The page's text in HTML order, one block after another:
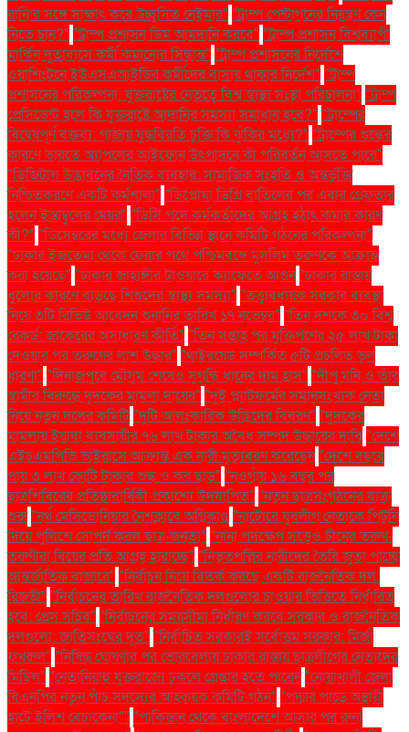
রানি’র সঙ্গে সাক্ষাৎ করে উচ্ছ্বসিত নেইমার" "ট্রাম্প পেন্টাগনের নিয়ন্ত্রণ কেন
নিতে চান?" "ট্রাম্প প্রশাসন ডিম আমদানি করবে" "ট্রাম্প প্রশাসন বিশ্বব্যাপী
মার্কিন দূতাবাসে কর্মী কমানোর সিদ্ধান্ত" "ট্রাম্প প্রশাসনের নির্দেশে
ওয়াশিংটনে ইউএসএআইডির কর্মীদের বাসায় থাকার নির্দেশ" "ট্রাম্প
প্রশাসনের পরিকল্পনা: যুক্তরাষ্ট্রের নেতৃত্বে বিশ্ব স্বাস্থ্য সংস্থা পরিচালনা" "ট্রাম্প
প্রেসিডেন্ট হলে কি যুক্তরাষ্ট্রে আদানির সমস্যা সমাধান হবে?" "ট্রাম্পের
বিদ্বেষপূর্ণ বক্তব্য: গাজায় যুদ্ধবিরতি চুক্তি কি ঝুঁকির মধ্যে?" "ট্রাম্পের শুল্কের
কারণে ভারতে অ্যাপলের আইফোন উৎপাদনে কী পরিবর্তন আসতে পারে"
"ডিজিটাল উদ্ভাবনের নৈতিক ব্যবহার: সামাজিক সংহতি ও অন্তর্ভুক্তি
নিশ্চিতকরণে একটি কর্মশালা" "ডিপ্লোমা ডিগ্রি বাতিলের পর এবার গ্রেফতার
হলেন ইস্তাম্বুলের মেয়র" "ডিসি পদে কর্মকর্তাদের আগ্রহ হঠাৎ কমার কারণ
কী?" "ডিসেম্বরের মধ্যে জেলার বিভিন্ন স্থানে কমিটি গঠনের পরিকল্পনা"
"ঢাকার ইজতেমা থেকে ফেরার পথে পশ্চিমবঙ্গে মুসলিম তরুণকে আক্রান্ত
করা হয়েছে" "ঢাকার জাহাঙ্গীর টাওয়ারে ক্যাফেতে আগুন"ঢাকার রাস্তায়
ধুলোর কারণে বাড়ছে শিশুদের স্বাস্থ্য সমস্যা" "তত্ত্বাবধায়ক সরকার ব্যবস্থা
নিয়ে ৩টি রিভিউ আবেদন শুনানির তারিখ ১৭ নভেম্বর" "তিন দশকে ৩০ বিশ্ব
রেকর্ড: জাকেরের অসাধারণ কীর্তি" "তিন সপ্তাহ পর মুক্তিপণের ২৫ লাখ টাকা
দেওয়ার পর তরুণের লাশ উদ্ধার" "থাইরয়েড সম্পর্কিত ৫টি প্রচলিত ভুল
ধারণা" "দিনাজপুরে মৌসুম শেষেও সুগন্ধি ধানের দাম হ্রাস" "দীপু মনি ও তাঁর
স্বামীর বিরুদ্ধে দুদকের মামলা দায়ের" "দুই প্ল্যাটফর্মের সমানসংখ্যক নেতা
নিয়ে নতুন দলের কমিটি"দুটি আলংকারিক উদ্ভিদের বিবরণ" "দুদকের
মামলায় ইয়াবা ব্যবসায়ীর ৭৬ লাখ টাকার অবৈধ সম্পদ উদ্ধারের দাবি"দেশে
এইচএমপিভি ভাইরাসে আক্রান্ত এক নারী মৃত্যুবরণ করেছেন"দেশে বছরে
প্রায় ৩ লাখ কোটি টাকার শুল্ক ও কর ছাড়" "নওগাঁয় ১৬ বছর পর
ছাত্রশিবিরের প্রতিষ্ঠাবার্ষিকী প্রকাশ্যে উদযাপিত" "নতুন ছাত্রসংগঠনের যাত্রা
শুরু"নর্থ মেসিডোনিয়ার নৈশক্লাবে অগ্নিকাণ্ড"নাটোরে যুবলীগ নেতাকে পিটুনি
দিয়ে পুলিশে সোপর্দ করল ছাত্র-জনতা" "নানা পদক্ষেপ সত্ত্বেও চীনের তরুণ-
তরুণীরা বিয়ের প্রতি আগ্রহ হারাচ্ছে" "নিভৃতপল্লির নারীদের তৈরি জুতা পাচ্ছে
আন্তর্জাতিক বাজারে" "নির্বাচন নিয়ে বিতর্ক করছে একটি রাজনৈতিক দল:
রিজভী" "নির্বাচনের তারিখ রাজনৈতিক দলগুলোর চাওয়ার ভিত্তিতে নির্ধারিত
হবে: প্রেস সচিব" "নির্বাচনের সময়সীমা নির্ধারণ করবে সরকার ও রাজনৈতিক
দলগুলো: জাতিসংঘের দূত" "নির্বাচিত সরকারই সর্বোত্তম সরকার: মির্জা
ফখরুল" "নিষিদ্ধ ঘোষণার পর ভোরবেলায় ঢাকার রাস্তায় ছাত্রলীগের নেতাদের
মিছিল" "নেতানিয়াহু যুক্তরাজ্যে ঢুকলে গ্রেপ্তার হতে পারেন"নোয়াখালী জেলা
বিএনপির নতুন পাঁচ সদস্যের আহ্বায়ক কমিটি গঠন" "পদ্মার পাড়ে অস্থায়ী
হাটে ইলিশ বেচাকেনা"'' "পাকিস্তান থেকে বাংলাদেশে আসার পর রুনা